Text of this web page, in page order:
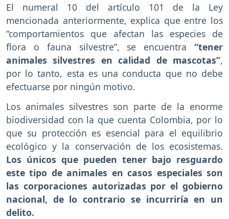
El numeral 10 del artículo 101 de la Ley
mencionada anteriormente, explica que entre los
“comportamientos que afectan las especies de
flora o fauna silvestre”, se encuentra “tener
animales silvestres en calidad de mascotas”,
por lo tanto, esta es una conducta que no debe
efectuarse por ningún motivo.
Los animales silvestres son parte de la enorme
biodiversidad con la que cuenta Colombia, por lo
que su protección es esencial para el equilibrio
ecológico y la conservación de los ecosistemas.
Los únicos que pueden tener bajo resguardo
este tipo de animales en casos especiales son
las corporaciones autorizadas por el gobierno
nacional, de lo contrario se incurriría en un
delito.